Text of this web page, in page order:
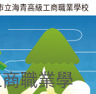
立海青高級工商職業學校
職業學